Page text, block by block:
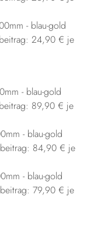
- blau-gold
24,90 € je
- blau-gold
89,90 € je
- blau-gold
84,90 € je
- blau-gold
79,90 € je